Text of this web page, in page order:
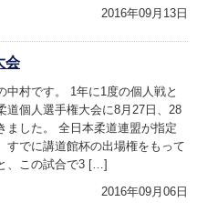
2016年09月13日
会
中村です。 1年に1度の個人戦と
道個人選手権大会に8月27日、28
ました。 全日本柔道連盟が指定
すでに講道館杯の出場権をもって
、この試合で3 […]
2016年09月06日